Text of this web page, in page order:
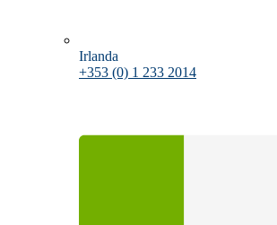
Irlanda
+353 (0) 1 233 2014